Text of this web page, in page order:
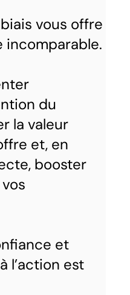
vous offre
incomparable.
du
la valeur
et, en
booster
et
l’action est